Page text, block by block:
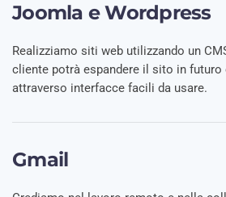
Joomla e Wordpress
Realizziamo siti web utilizzando un
cliente potrà espandere il sito in
attraverso interfacce facili da usare.
Gmail